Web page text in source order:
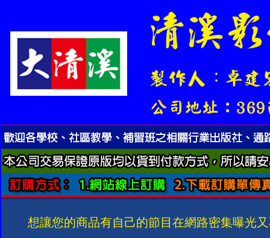
想讓您的商品有自己的節目在網路密集曝光